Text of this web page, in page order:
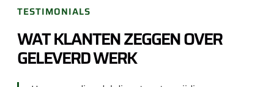
TESTIMONIALS
WAT KLANTEN ZEGGEN OVER
GELEVERD WERK